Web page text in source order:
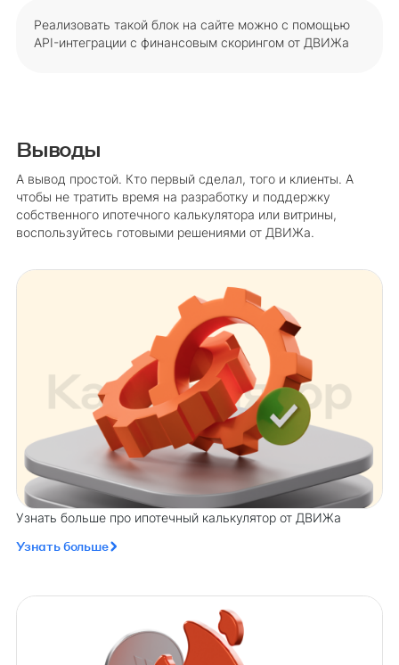
Реализовать такой блок на сайте можно с помощью
API-интеграции с финансовым скорингом от ДВИЖа
Выводы
А вывод простой. Кто первый сделал, того и клиенты. А
чтобы не тратить время на разработку и поддержку
собственного ипотечного калькулятора или витрины,
воспользуйтесь готовыми решениями от ДВИЖа.
Узнать больше про ипотечный калькулятор от ДВИЖа
Узнать больше